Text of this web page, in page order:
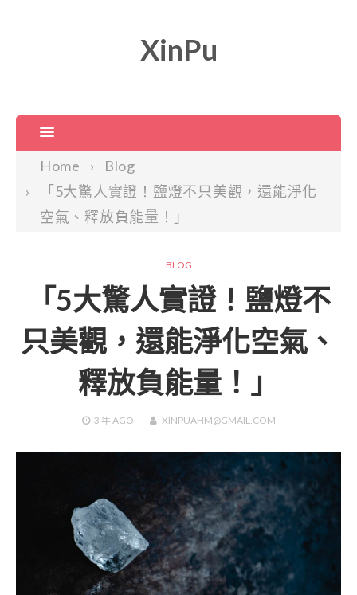
XinPu
Home
Blog
「5大驚人實證！鹽燈不只美觀，還能淨化
空氣、釋放負能量！」
BLOG
「5大驚人實證！鹽燈不
只美觀，還能淨化空氣、
釋放負能量！」
3 年AGO XINPUAHM@GMAIL.COM